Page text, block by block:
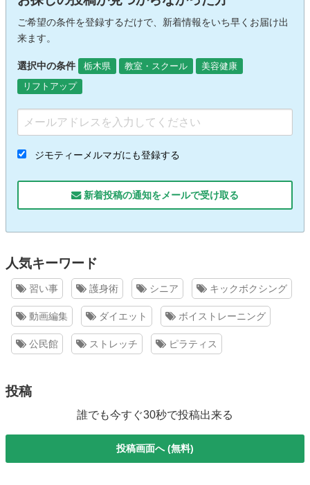
ご希望の条件を登録するだけで、新着情報をいち早くお届け出
来ます。
選択中の条件 栃木県 教室・スクール
美容健康
リフトアップ
ジモティーメルマガにも登録する
新着投稿の通知をメールで受け取る
人気キーワード
習い事 護身術 シニア キックボクシング
動画編集 ダイエット ボイストレーニング
公民館 ストレッチ ピラティス
投稿
誰でも今すぐ30秒で投稿出来る
投稿画面へ (無料)